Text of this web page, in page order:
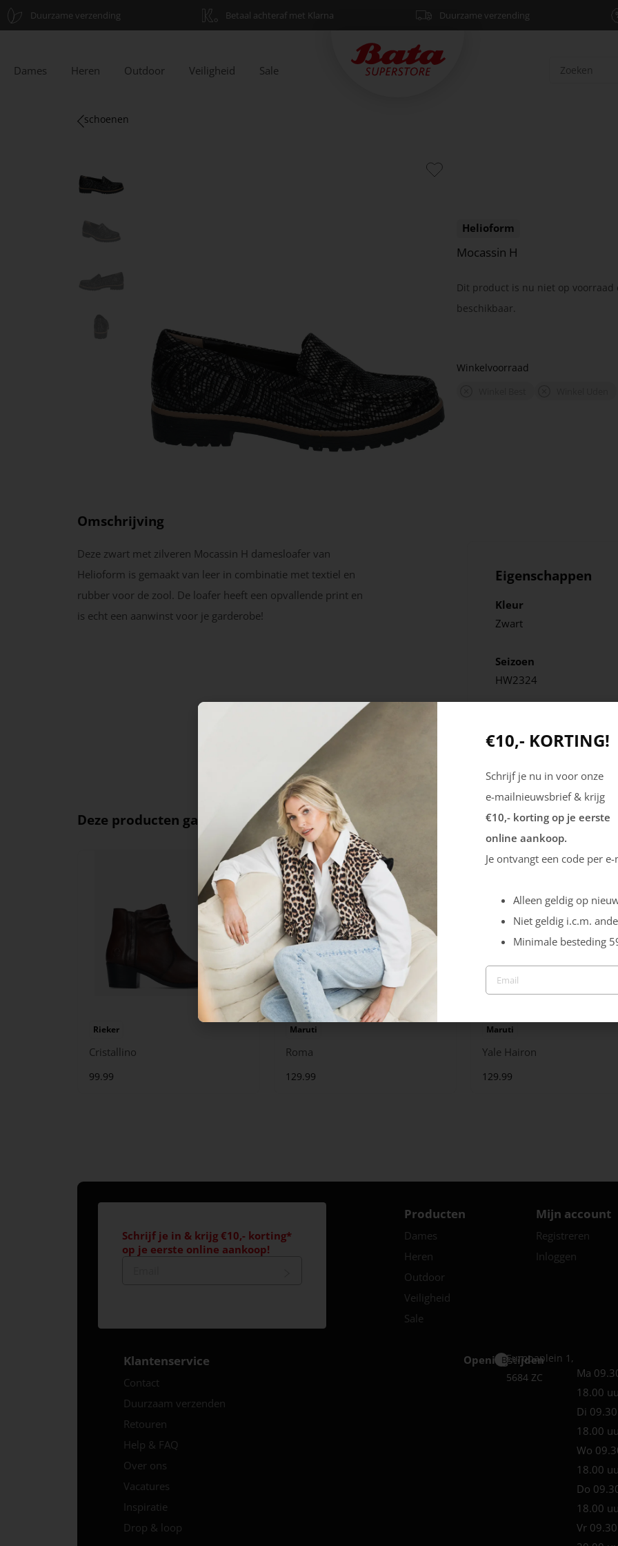
Duurzame verzending Betaal achteraf met Klarna Duurzame verzending
Dames Heren Outdoor Veiligheid Sale
schoenen
Helioform
Mocassin H
Dit product is nu niet op voorraad
beschikbaar.
Winkelvoorraad
Omschrijving
Deze zwart met zilveren Mocassin H damesloafer van
Helioform is gemaakt van leer in combinatie met textiel en
rubber voor de zool. De loafer heeft een opvallende print en
is echt een aanwinst voor je garderobe!
Eigenschappen
Kleur
Zwart
Seizoen
HW2324
Deze producten ga je leuk vinden
Rieker
Cristallino
99.99
Maruti
Roma
129.99
Maruti
Yale Hairon
129.99
Schrijf je in & krijg €10,- korting*
op je eerste online aankoop!
Producten
Dames
Heren
Outdoor
Veiligheid
Sale
Mijn account
Registreren
Inloggen
Klantenservice
Contact
Duurzaam verzenden
Retouren
Help & FAQ
Over ons
Vacatures
Inspiratie
Drop & loop
Openingstijden
Best
Europaplein 1,
5684 ZC
Ma
18.00
Di
18.00
Wo
18.00
Do
18.00
Vr
€10,- KORTING!
Schrijf je nu in voor onze
e-mailnieuwsbrief & krijg
€10,- korting op je eerste
online aankoop.
Je ontvangt een code per
Alleen geldig op
Niet geldig i.c.m.
Minimale besteding